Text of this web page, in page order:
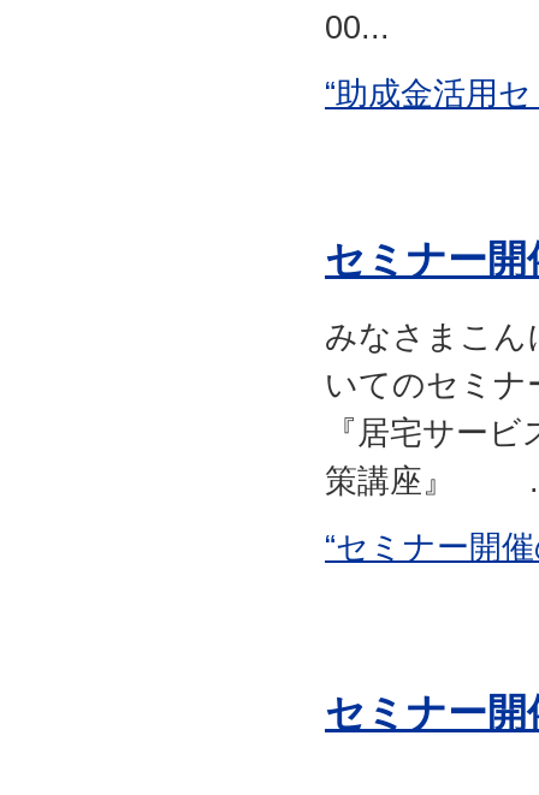
00...
“助成金活用
セミナー
みなさまこん
いてのセミナ
『居宅サー
策講座』
“セミナー開
セミナー